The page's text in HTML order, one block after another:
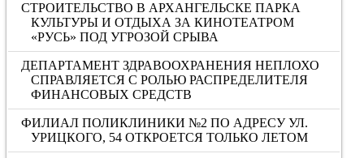
СТРОИТЕЛЬСТВО В АРХАНГЕЛЬСКЕ ПАРКА
КУЛЬТУРЫ И ОТДЫХА ЗА КИНОТЕАТРОМ
«РУСЬ» ПОД УГРОЗОЙ СРЫВА
ДЕПАРТАМЕНТ ЗДРАВООХРАНЕНИЯ НЕПЛОХО
СПРАВЛЯЕТСЯ С РОЛЬЮ РАСПРЕДЕЛИТЕЛЯ
ФИНАНСОВЫХ СРЕДСТВ
ФИЛИАЛ ПОЛИКЛИНИКИ №2 ПО АДРЕСУ УЛ.
УРИЦКОГО, 54 ОТКРОЕТСЯ ТОЛЬКО ЛЕТОМ